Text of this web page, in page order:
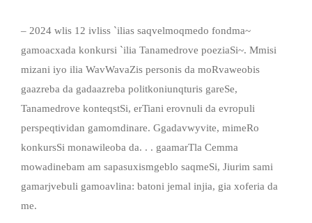
– 2024 wlis 12 ivliss `ilias saqvelmoqmedo fondma~
gamoacxada konkursi `ilia Tanamedrove poeziaSi~. Mmisi
mizani iyo ilia WavWavaZis personis da moRvaweobis
gaazreba da gadaazreba politkoniunqturis gareSe,
Tanamedrove konteqstSi, erTiani erovnuli da evropuli
perspeqtividan gamomdinare. Ggadavwyvite, mimeRo
konkursSi monawileoba da. . . gaamarTla Cemma
mowadinebam am sapasuxismgeblo saqmeSi, Jiurim sami
gamarjvebuli gamoavlina: batoni jemal injia, gia xoferia da
me.